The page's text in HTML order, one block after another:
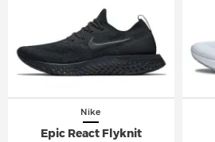
Nike
Epic React Flyknit